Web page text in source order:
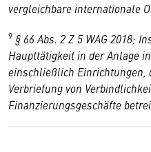
vergleichbare internationale
9 § 66 Abs. 2 Z 5 WAG 2018;
Haupttätigkeit in der Anlage
einschließlich Einrichtungen,
Verbriefung von
Finanzierungsgeschäfte